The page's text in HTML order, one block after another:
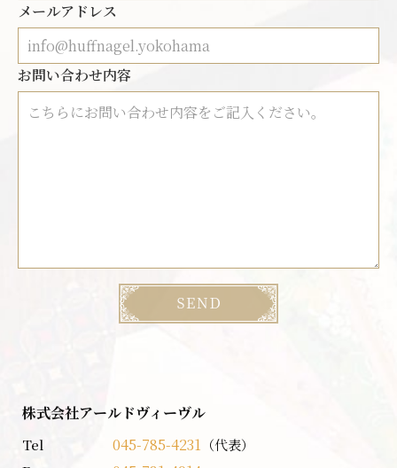
メールアドレス
お問い合わせ内容
株式会社アールドヴィーヴル
Tel 045-785-4231 （代表）